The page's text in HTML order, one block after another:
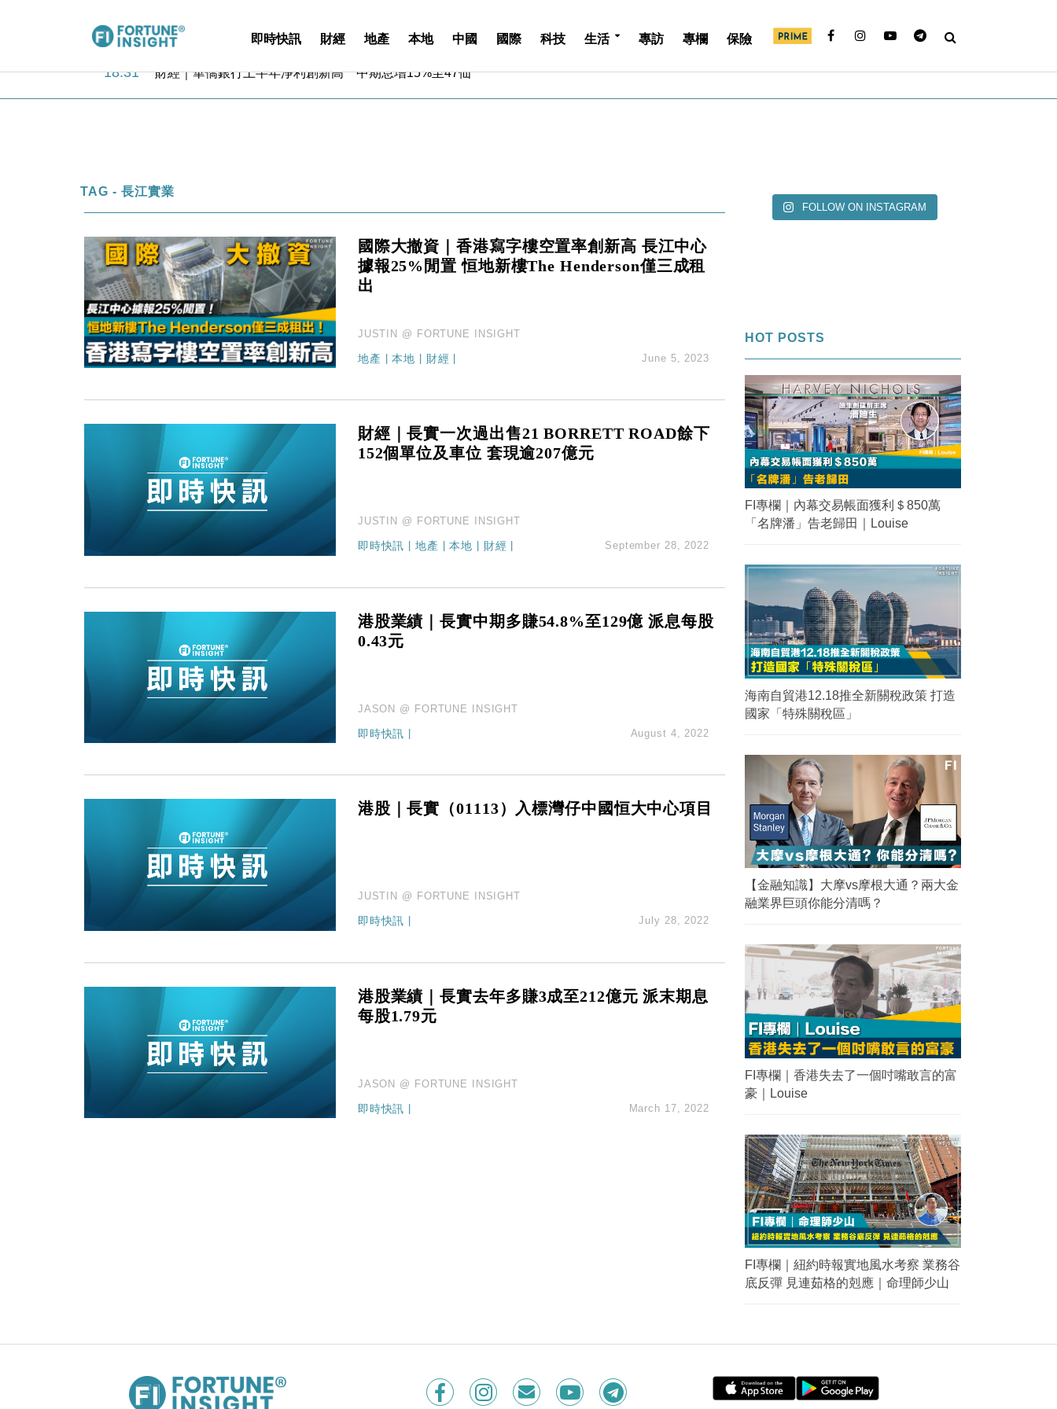
即時快訊 財經 地產 本地 中國 國際 科技 生活 專訪 專欄 保險
18:31 財經｜華僑銀行上半年淨利創新高 中期息增15%至47仙
13:44 財經｜內地7月美元計價出口增近24%勝預期 貿易順差達1125億美元
12:44 財經｜日本春季三度入市撐日圓 4月單日斥6.28萬億日圓干預創新高
15:59 財經｜SA售股自救後再出手 斥4億美元押注未上市公司
18:31 財經｜華僑銀行上半年淨利創新高 中期息增15%至47仙
17:33 財經｜滙豐上調香港今年GDP預測至4.5% 看好貿易及消費表現
16:47 本地｜假冒內地執法人員要求交「保證金」 43歲女子損失近6900萬元
16:05 財經｜日經失守6.5萬點後回穩 全周仍升近2%
15:47 財經｜恒隆10月換帥 玩具「反」斗城亞洲CEO蔡德粦接任
15:11 財經｜韓股反覆波動收跌 連挫7周創逾3年最長跌勢
11:12 國際｜特朗普料美伊戰事快結束 承認部分彈藥庫存緊張
財經｜SA售股自救後再出手 斥4億美元押注未上市公司
TAG - 長江實業
國際大撤資｜香港寫字樓空置率創新高 長江中心
據報25%閒置 恒地新樓The Henderson僅三成租
出
JUSTIN @ FORTUNE INSIGHT
地產 |本地 財經 June 5, 2023
財經｜長實一次過出售21 BORRETT ROAD餘下
152個單位及車位 套現逾207億元
JUSTIN @ FORTUNE INSIGHT
即時快訊 |地產 |本地 財經 September 28, 2022
港股業績｜長實中期多賺54.8%至129億 派息每股
0.43元
JASON @ FORTUNE INSIGHT
即時快訊 August 4, 2022
港股｜長實（01113）入標灣仔中國恒大中心項目
JUSTIN @ FORTUNE INSIGHT
即時快訊 July 28, 2022
港股業績｜長實去年多賺3成至212億元 派末期息
每股1.79元
JASON @ FORTUNE INSIGHT
即時快訊 | March 17, 2022
FOLLOW ON INSTAGRAM
HOT POSTS
FI專欄｜內幕交易帳面獲利＄850萬
「名牌潘」告老歸田｜Louise
海南自貿港12.18推全新關稅政策 打造
國家「特殊關稅區」
【金融知識】大摩vs摩根大通？兩大金
融業界巨頭你能分清嗎？
FI專欄｜香港失去了一個吋嘴敢言的富
豪｜Louise
FI專欄｜紐約時報實地風水考察 業務谷
底反彈 見連茹格的剋應｜命理師少山